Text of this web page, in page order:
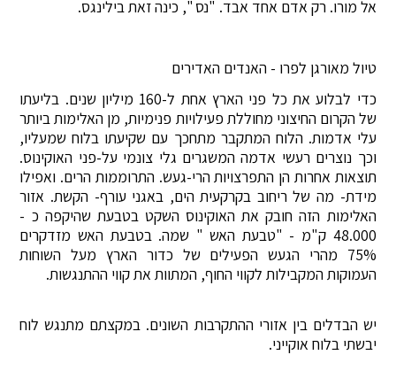
אל מורו. רק אדם אחד אבד. "נס ", כינה זאת בילינגס.
טיול מאורגן לפרו - האנדים האדירים
כדי לבלוע את כל פני הארץ אחת ל-160 מיליון שנים. בליעתו
של הקרום החיצוני מחוללת פעילויות פנימיות, מן האלימות ביותר
עלי אדמות. הלוח המתקבר מתחכך עם שקיעתו בלוח שמעליו,
וכך נוצרים רעשי אדמה המשגרים גלי צונמי על-פני האוקינוס.
תוצאות אחרות הן התפרצויות הרי-געש. התרוממות הרים. ואפילו
מידת- מה של ריחוב בקרקעית הים, באגני עורף- הקשת. אזור
האלימות הזה חובק את האוקינוס השקט בטבעת שהיקפה כ -
48.000 ק"מ - "טבעת האש " שמה. בטבעת האש מזדקרים
75% מהרי הגעש הפעילים של כדור הארץ מעל השוחות
העמוקות המקבילות לקווי החוף, המתוות את קווי ההתנגשות.
יש הבדלים בין אזורי ההתקרבות השונים. במקצתם מתנגש לוח
יבשתי בלוח אוקייני.